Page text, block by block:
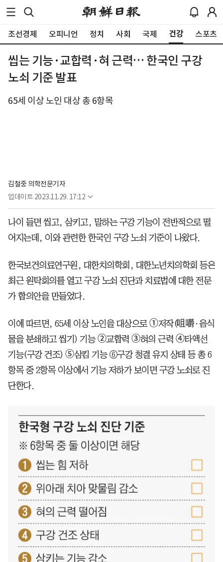
조선경제 오피니언 정치 사회 국제 건강 스포츠
씹는 기능·교합력·혀 근력… 한국인 구강
노쇠 기준 발표
65세 이상 노인 대상 총 6항목
김철중 의학전문기자
업데이트 2023.11.29. 17:12
나이 들면 씹고, 삼키고, 말하는 구강 기능이 전반적으로 떨
어지는데, 이와 관련한 한국인 구강 노쇠 기준이 나왔다.
한국보건의료연구원, 대한치의학회, 대한노년치의학회 등은
최근 원탁회의를 열고 구강 노쇠 진단과 치료법에 대한 전문
가 합의안을 만들었다.
이에 따르면, 65세 이상 노인을 대상으로 ➀저작(咀嚼·음식
물을 분쇄하고 씹기) 기능 ➁교합력 ➂혀의 근력 ➃타액선
기능(구강 건조) ➄삼킴 기능 ⑥구강 청결 유지 상태 등 총 6
항목 중 2항목 이상에서 기능 저하가 보이면 구강 노쇠로 진
단한다.